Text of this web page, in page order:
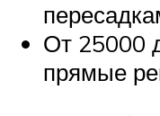
От 25000
прямые